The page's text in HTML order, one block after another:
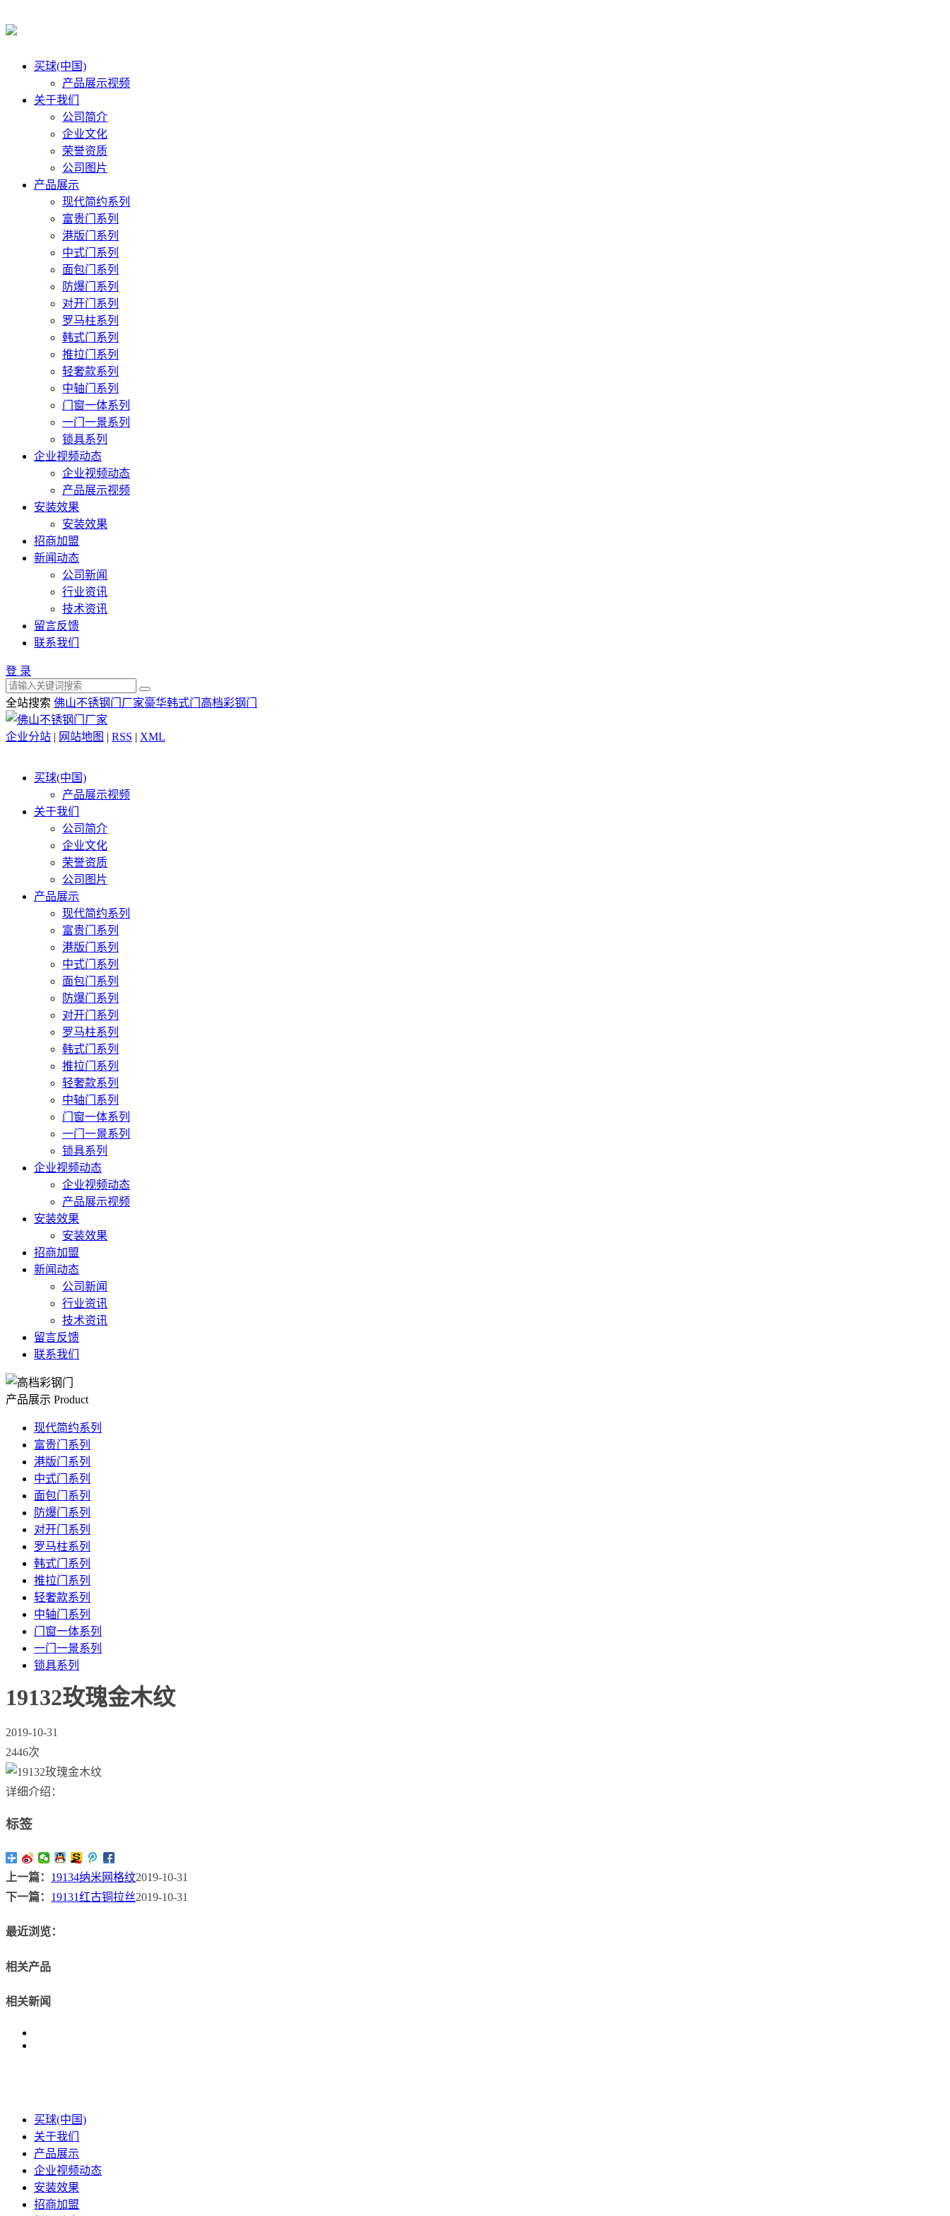
买球(中国)
产品展示视频
关于我们
公司简介
企业文化
荣誉资质
公司图片
产品展示
现代简约系列
富贵门系列
港版门系列
中式门系列
面包门系列
防爆门系列
对开门系列
罗马柱系列
韩式门系列
推拉门系列
轻奢款系列
中轴门系列
门窗一体系列
一门一景系列
锁具系列
企业视频动态
企业视频动态
产品展示视频
安装效果
安装效果
招商加盟
新闻动态
公司新闻
行业资讯
技术资讯
留言反馈
联系我们
登 录
全站搜索 佛山不锈钢门厂家豪华韩式门 高档彩钢门
企业分站 | 网站地图 | RSS | XML
买球(中国)
产品展示视频
关于我们
公司简介
企业文化
荣誉资质
公司图片
产品展示
现代简约系列
富贵门系列
港版门系列
中式门系列
面包门系列
防爆门系列
对开门系列
罗马柱系列
韩式门系列
推拉门系列
轻奢款系列
中轴门系列
门窗一体系列
一门一景系列
锁具系列
企业视频动态
企业视频动态
产品展示视频
安装效果
安装效果
招商加盟
新闻动态
公司新闻
行业资讯
技术资讯
留言反馈
联系我们
产品展示 Product
现代简约系列
富贵门系列
港版门系列
中式门系列
面包门系列
防爆门系列
对开门系列
罗马柱系列
韩式门系列
推拉门系列
轻奢款系列
中轴门系列
门窗一体系列
一门一景系列
锁具系列
19132玫瑰金木纹
2019-10-31
2446次
详细介绍：
标签
上一篇： 19134纳米网格纹2019-10-31
下一篇： 19131红古铜拉丝2019-10-31
最近浏览：
相关产品
相关新闻
买球(中国)
关于我们
产品展示
企业视频动态
安装效果
招商加盟